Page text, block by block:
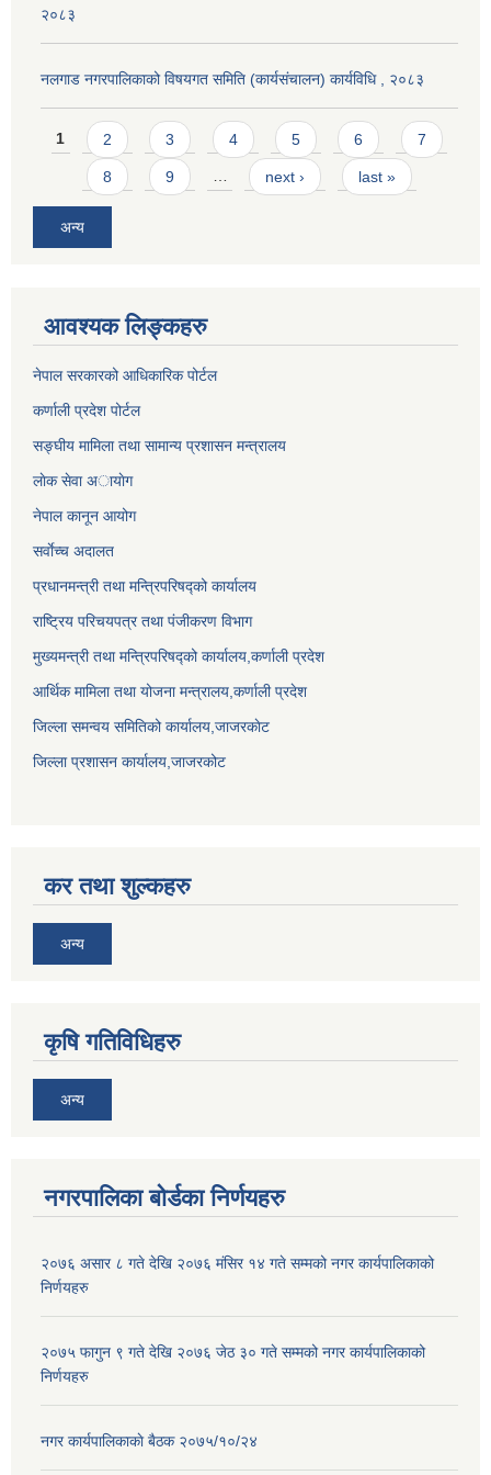
२०८३
नलगाड नगरपालिकाको विषयगत समिति (कार्यसंचालन) कार्यविधि , २०८३
Pages
1 2 3 4 5 6 7
8 9 … next › last »
अन्य
आवश्यक लिङ्कहरु
नेपाल सरकारको आधिकारिक पोर्टल
कर्णाली प्रदेश पोर्टल
सङ्घीय मामिला तथा सामान्य प्रशासन मन्त्रालय
लाेक सेवा अायाेग
नेपाल कानून आयोग
सर्वाेच्च अदालत
प्रधानमन्त्री तथा मन्त्रिपरिषद्को कार्यालय
राष्ट्रिय परिचयपत्र तथा पंजीकरण विभाग
मुख्यमन्त्री तथा मन्त्रिपरिषद्को कार्यालय,कर्णाली प्रदेश
आर्थिक मामिला तथा योजना मन्त्रालय,कर्णाली प्रदेश
जिल्ला समन्वय समितिको कार्यालय,जाजरकाेट
जिल्ला प्रशासन कार्यालय,जाजरकोट
कर तथा शुल्कहरु
अन्य
कृषि गतिविधिहरु
अन्य
नगरपालिका बोर्डका निर्णयहरु
२०७६ असार ८ गते देखि २०७६ मंसिर १४ गते सम्मको नगर कार्यपालिकाको
निर्णयहरु
२०७५ फागुन ९ गते देखि २०७६ जेठ ३० गते सम्मको नगर कार्यपालिकाको
निर्णयहरु
नगर कार्यपालिकाकाे बैठक २०७५/१०/२४